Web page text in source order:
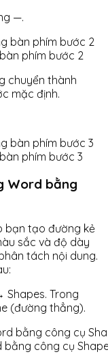
—.
phím bước 2
chuyển thành
mặc định.
phím bước 3
Word bằng
bạn tạo đường kẻ
sắc và độ dày
tách nội dung.
Shapes. Trong
(đường thẳng).
công cụ